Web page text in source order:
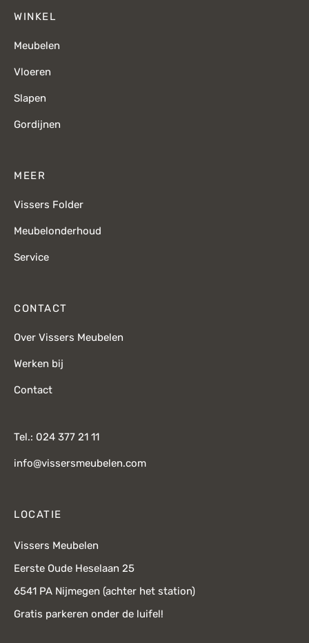
WINKEL
Meubelen
Vloeren
Slapen
Gordijnen
MEER
Vissers Folder
Meubelonderhoud
Service
CONTACT
Over Vissers Meubelen
Werken bij
Contact
Tel.: 024 377 21 11
info@vissersmeubelen.com
LOCATIE
Vissers Meubelen
Eerste Oude Heselaan 25
6541 PA Nijmegen (achter het station)
Gratis parkeren onder de luifel!